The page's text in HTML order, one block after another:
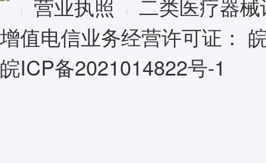
营业执照
二类医疗器
增值电信业务经营许可证：
皖ICP备2021014822号-1